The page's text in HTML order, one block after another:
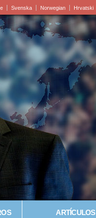
Svenska Norwegian Hrvatski
ARTÍCULOS